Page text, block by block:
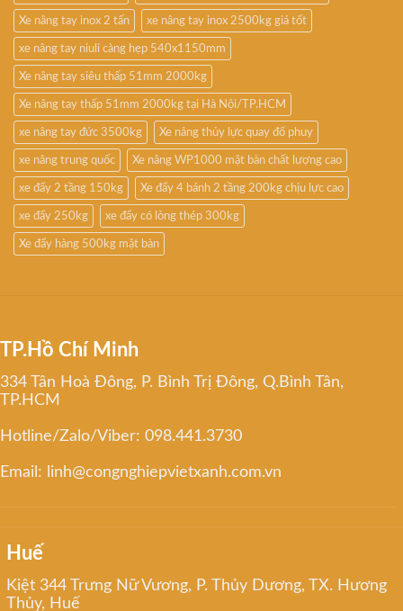
Xe nâng tay inox 2 tấn xe nâng tay inox 2500kg giá tốt
xe nâng tay niuli càng hẹp 540x1150mm
Xe nâng tay siêu thấp 51mm 2000kg
Xe nâng tay thấp 51mm 2000kg tại Hà Nội/TP.HCM
xe nâng tay đức 3500kg Xe nâng thủy lực quay đổ phuy
xe nâng trung quốc Xe nâng WP1000 mặt bàn chất lượng cao
xe đẩy 2 tầng 150kg Xe đẩy 4 bánh 2 tầng 200kg chịu lực cao
xe đẩy 250kg xe đẩy có lòng thép 300kg
Xe đẩy hàng 500kg mặt bàn
TP.Hồ Chí Minh
334 Tân Hoà Đông, P. Bình Trị Đông, Q.Bình Tân,
TP.HCM
Hotline/Zalo/Viber: 098.441.3730
Email: linh@congnghiepvietxanh.com.vn
Huế
Kiệt 344 Trưng Nữ Vương, P. Thủy Dương, TX. Hương
Thủy, Huế